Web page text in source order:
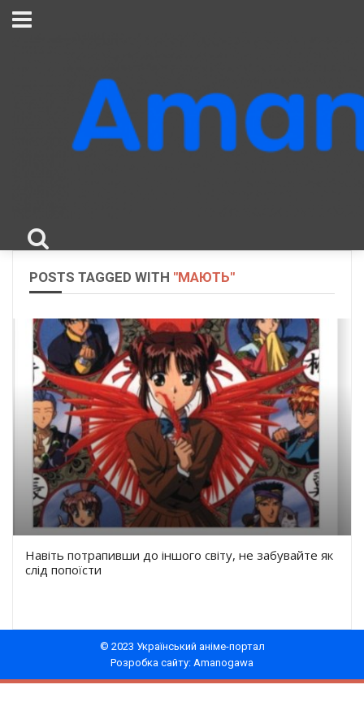
POSTS TAGGED WITH "МАЮТЬ"
Навіть потрапивши до іншого світу, не забувайте як
слід попоїсти
© 2023 Український аніме-портал
Розробка сайту: Amanogawa